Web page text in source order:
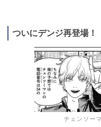
ついにデンジ再登場！
チェンソー